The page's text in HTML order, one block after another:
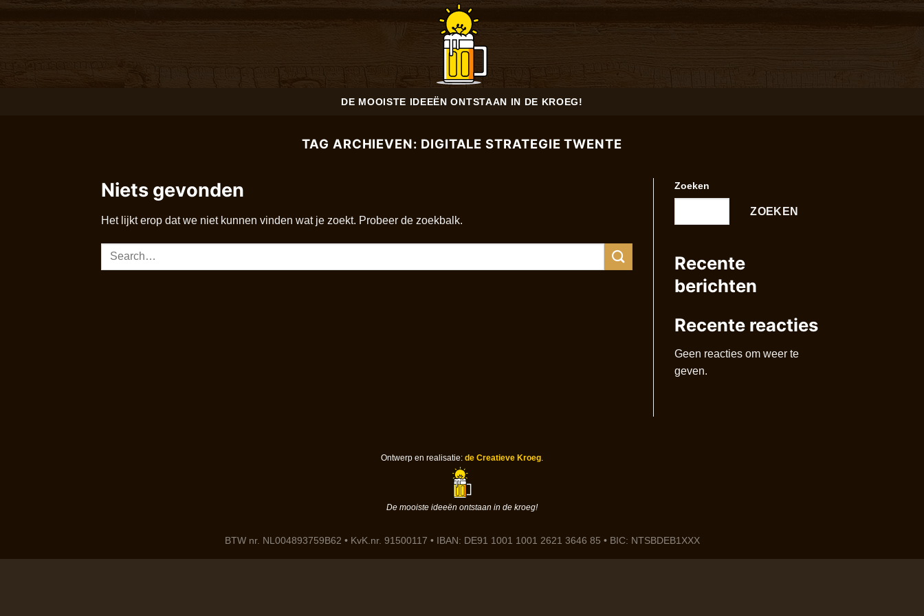
DE MOOISTE IDEEËN ONTSTAAN IN DE KROEG!
TAG ARCHIEVEN: DIGITALE STRATEGIE TWENTE
Niets gevonden
Het lijkt erop dat we niet kunnen vinden wat je zoekt. Probeer de zoekbalk.
Zoeken
ZOEKEN
Recente
berichten
Recente reacties
Geen reacties om weer te
geven.
Ontwerp en realisatie: de Creatieve Kroeg
De mooiste ideeën ontstaan in de kroeg!
BTW nr. NL004893759B62 • KvK.nr. 91500117 • IBAN: DE91 1001 1001 2621 3646 85 • BIC: NTSBDEB1XXX